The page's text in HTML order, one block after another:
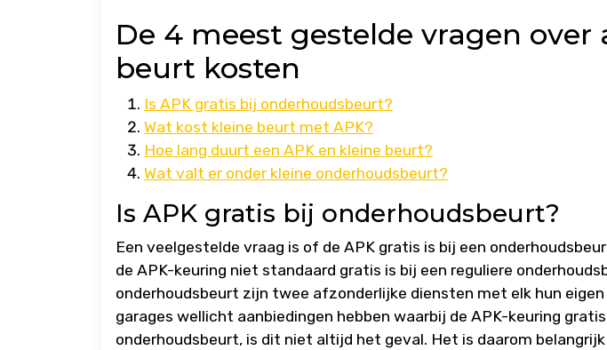
De 4 meest gestelde vragen over
beurt kosten
Is APK gratis bij onderhoudsbeurt?
Wat kost kleine beurt met APK?
Hoe lang duurt een APK en kleine beurt?
Wat valt er onder kleine onderhoudsbeurt?
Is APK gratis bij onderhoudsbeurt?
Een veelgestelde vraag is of de APK gratis is bij een
de APK-keuring niet standaard gratis is bij een reguliere
onderhoudsbeurt zijn twee afzonderlijke diensten met elk hun
garages wellicht aanbiedingen hebben waarbij de APK-keuring
onderhoudsbeurt, is dit niet altijd het geval. Het is daarom